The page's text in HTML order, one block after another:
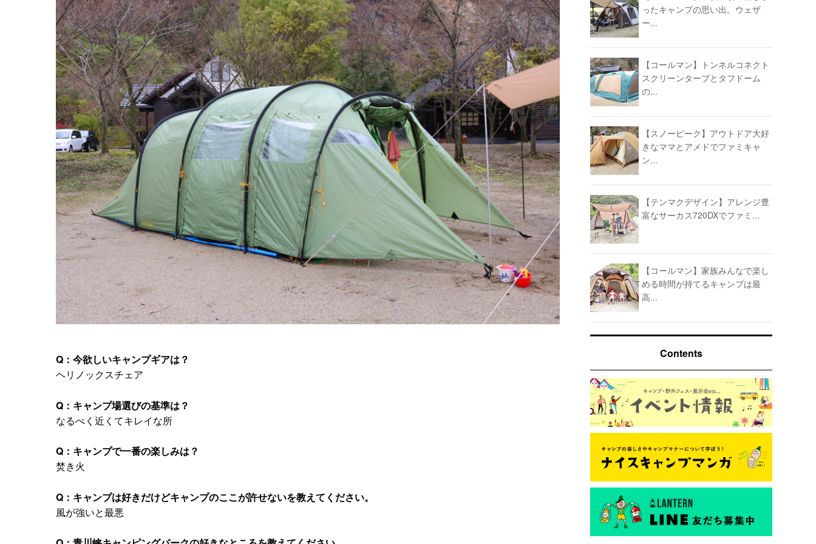
Q：今欲しいキャンプギアは？
ヘリノックスチェア
Q：キャンプ場選びの基準は？
なるべく近くてキレイな所
Q：キャンプで一番の楽しみは？
焚き火
Q：キャンプは好きだけどキャンプのここが許せないを教えてください。
風が強いと最悪
ったキャンプの思い出。ウェザ
ー...
【コールマン】トンネルコネクト
スクリーンタープとタフドーム
の...
【スノーピーク】アウトドア大好
きなママとアメドでファミキャ
ン...
【テンマクデザイン】アレンジ豊
富なサーカス720DXでファミ...
【コールマン】家族みんなで楽し
める時間が持てるキャンプは最
高...
Contents